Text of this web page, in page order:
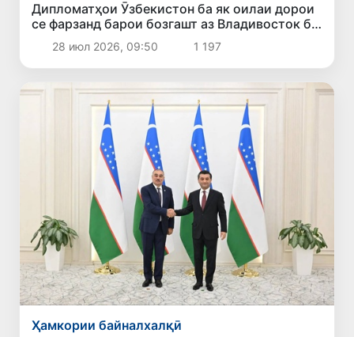
Дипломатҳои Ӯзбекистон ба як оилаи дорои
се фарзанд барои бозгашт аз Владивосток ба
Ватан кумак карданд
28 июл 2026, 09:50 1 197
Ҳамкории байналхалқӣ